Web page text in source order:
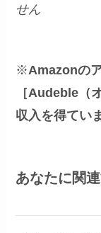
せん
※Amazonの
［Audeble（
収入を得てい
あなたに関